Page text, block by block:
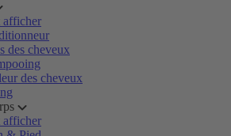
afficher
des cheveux
des cheveux
afficher